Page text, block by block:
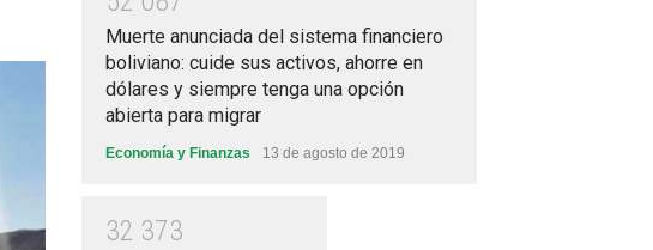
Muerte anunciada del sistema financiero
boliviano: cuide sus activos, ahorre en
dólares y siempre tenga una opción
abierta para migrar
Economía y Finanzas 13 de agosto de 2019
32 373